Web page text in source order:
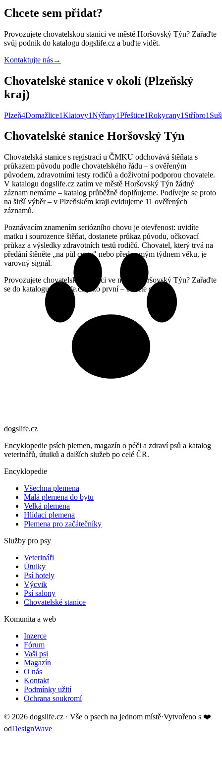
Chcete sem přidat?
Provozujete chovatelskou stanici ve městě Horšovský Týn? Zařaďte
svůj podnik do katalogu dogslife.cz a buďte vidět.
Kontaktujte nás→
Chovatelské stanice v okolí (Plzeňský
kraj)
Plzeň4Domažlice1Klatovy1Nýřany1Přeštice1Rokycany1 Stříbro1
Chovatelské stanice Horšovský Týn
Chovatelská stanice s registrací u ČMKU odchovává štěňata s
průkazem původu podle chovatelského řádu – s ověřeným
původem, zdravotními testy rodičů a doživotní podporou chovatele.
V katalogu dogslife.cz zatím ve městě Horšovský Týn žádný
záznam nemáme – katalog průběžně doplňujeme. Podívejte se proto
na širší výběr – v Plzeňském kraji evidujeme 11 ověřených
záznamů.
Poznávacím znamením seriózního chovu je otevřenost: uvidíte
matku i sourozence štěňat, dostanete průkaz původu, očkovací
průkaz a výsledky zdravotních testů rodičů. Chovatel, který trvá na
předání štěněte „na půl cesty" nebo před osmým týdnem věku, je
varovný signál.
Provozujete chovatelskou stanici ve městě Horšovský Týn? Zařaďte
se do katalogu dogslife.cz jako první – ozvěte se nám.
dogslife.cz
Encyklopedie psích plemen, magazín o péči a zdraví psů a katalog
veterinářů, útulků a dalších služeb po celé ČR.
Encyklopedie
Všechna plemena
Malá plemena do bytu
Velká plemena
Hlídací plemena
Plemena pro začátečníky
Služby pro psy
Veterináři
Útulky
Psí hotely
Výcvik
Psí salony
Chovatelské stanice
Komunita a web
Inzerce
Fórum
Vaši psi
Magazín
O nás
Kontakt
Podmínky užití
Ochrana soukromí
© 2026 dogslife.cz · Vše o psech na jednom místě·Vytvořeno s ❤️
odDesignWave